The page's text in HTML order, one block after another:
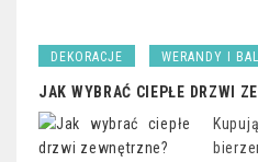
DEKORACJE WERANDY I
JAK WYBRAĆ CIEPŁE DRZWI